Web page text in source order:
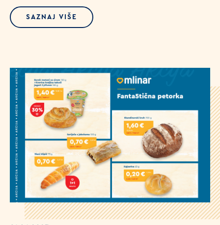
SAZNAJ VIŠE